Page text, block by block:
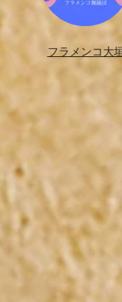
フラメンコ大